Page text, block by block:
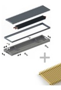
Конвектор
ITT.080.200.1100 с
GRILL.SGA-20-